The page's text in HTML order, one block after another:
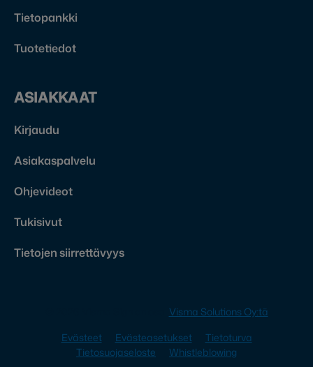
Tietopankki
Tuotetiedot
ASIAKKAAT
Kirjaudu
Asiakaspalvelu
Ohjevideot
Tukisivut
Tietojen siirrettävyys
Visma Solutions Oy:tä
Evästeet
Evästeasetukset
Tietoturva
Tietosuojaseloste
Whistleblowing